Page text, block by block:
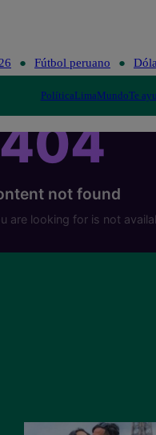
Fútbol peruano
PolíticaLimaMundoTe